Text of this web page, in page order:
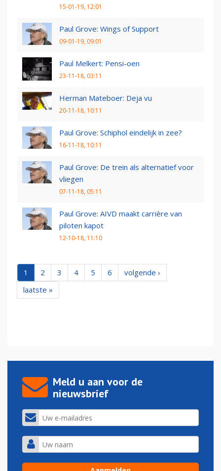
15-01-19, 12:01
Paul Grove: Wings of Support
09-01-19, 09:01
Paul Melkert: Pensi-oen
23-11-18, 03:11
Herman Mateboer: Deja vu
20-11-18, 10:11
Paul Grove: Schiphol eindelijk in zee?
16-11-18, 10:11
Paul Grove: De trein als alternatief voor
vliegen
07-11-18, 05:11
Paul Grove: AIVD maakt carrière van
piloten kapot
12-10-18, 11:10
1 2 3 4 5 6
volgende ›
laatste »
Meld u aan voor de
nieuwsbrief